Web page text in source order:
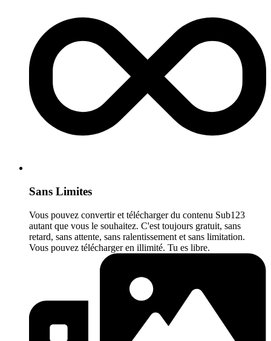
Sans Limites
Vous pouvez convertir et télécharger du contenu Sub123
autant que vous le souhaitez. C'est toujours gratuit, sans
retard, sans attente, sans ralentissement et sans limitation.
Vous pouvez télécharger en illimité. Tu es libre.